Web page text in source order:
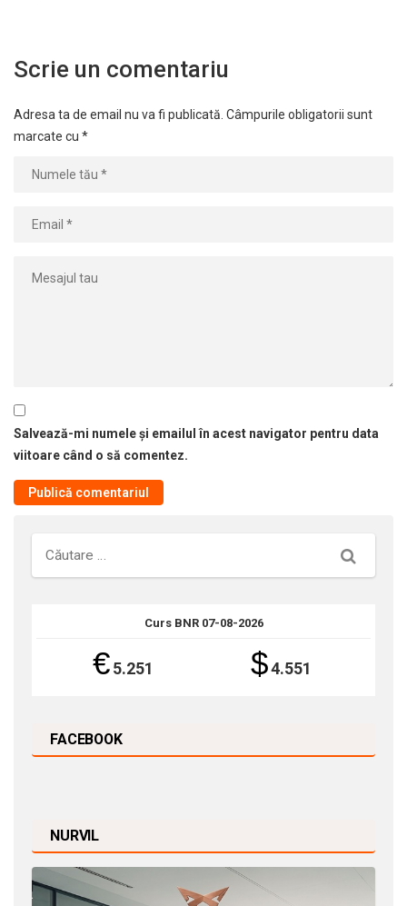
Scrie un comentariu
Adresa ta de email nu va fi publicată. Câmpurile obligatorii sunt
marcate cu *
Salvează-mi numele și emailul în acest navigator pentru data
viitoare când o să comentez.
Căutare
Curs BNR 07-08-2026
€5.251 $4.551
FACEBOOK
NURVIL